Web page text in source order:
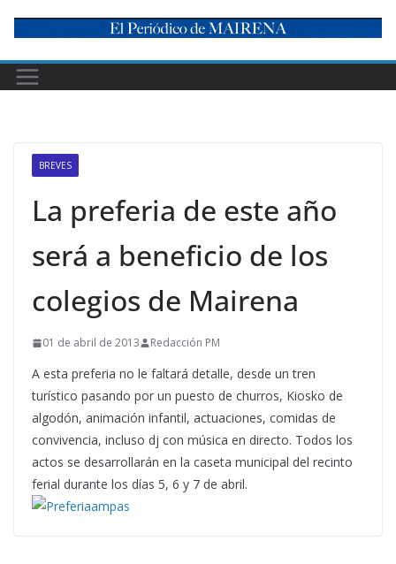
content
BREVES
La preferia de este año
será a beneficio de los
colegios de Mairena
01 de abril de 2013 Redacción PM
A esta preferia no le faltará detalle, desde un tren
turístico pasando por un puesto de churros, Kiosko de
algodón, animación infantil, actuaciones, comidas de
convivencia, incluso dj con música en directo. Todos los
actos se desarrollarán en la caseta municipal del recinto
ferial durante los días 5, 6 y 7 de abril.